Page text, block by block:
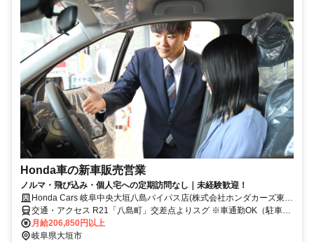
Honda車の新車販売営業
ノルマ・飛び込み・個人宅への定期訪問なし｜未経験歓迎！
Honda Cars 岐阜中央大垣八島バイパス店(株式会社ホンダカーズ東
海)
交通・アクセス R21「八島町」交差点よりスグ ※車通勤OK（駐車場
完備）
月給206,850円以上
岐阜県大垣市